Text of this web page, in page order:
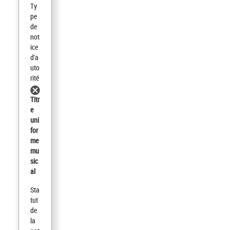
Ty
pe
de
not
ice
d'a
uto
rité
Titr
e
uni
for
me
mu
sic
al
Sta
tut
de
la